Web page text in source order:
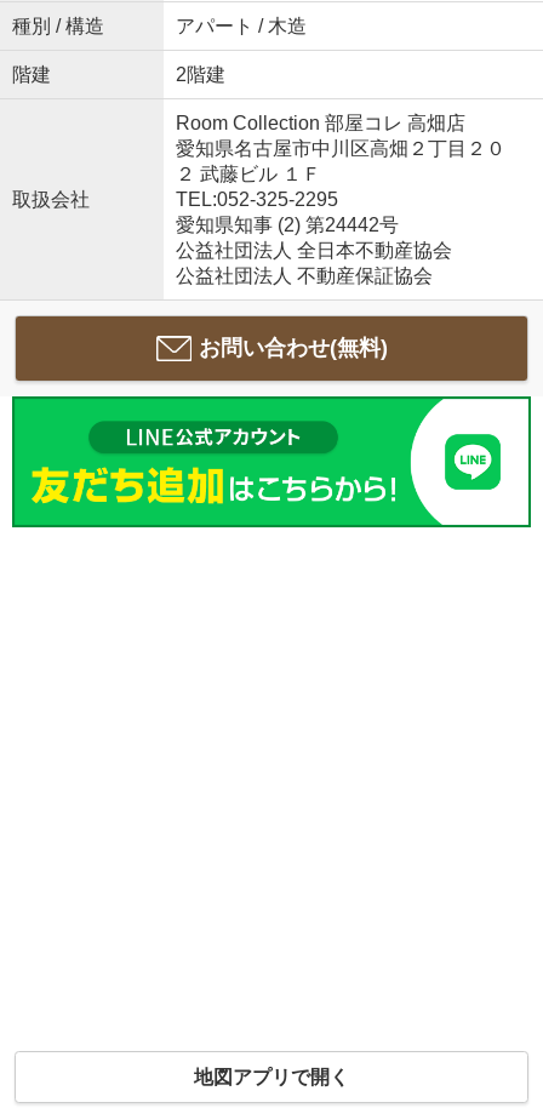
種別 / 構造 アパート / 木造
階建 2階建
取扱会社
Room Collection 部屋コレ 高畑店
愛知県名古屋市中川区高畑２丁目２０
２ 武藤ビル １Ｆ
TEL:052-325-2295
愛知県知事 (2) 第24442号
公益社団法人 全日本不動産協会
公益社団法人 不動産保証協会
お問い合わせ(無料)
地図アプリで開く